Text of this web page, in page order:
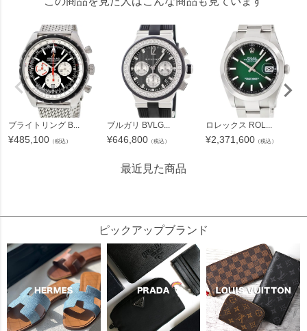
ブライトリング B...
¥485,100 （税込）
ブルガリ BVLG...
¥646,800 （税込）
ロレックス ROL...
¥2,371,600 （税込）
最近見た商品
ピックアップブランド